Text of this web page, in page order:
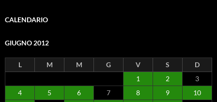
CALENDARIO
GIUGNO 2012
L M M G V S
D
1
2
3
4
5 6 7 8 9
10